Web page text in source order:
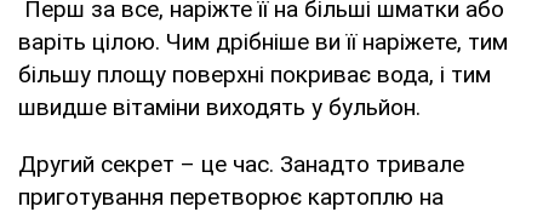
Перш за все, наріжте її на більші шматки або
варіть цілою. Чим дрібніше ви її наріжете, тим
більшу площу поверхні покриває вода, і тим
швидше вітаміни виходять у бульйон.
Другий секрет – це час. Занадто тривале
приготування перетворює картоплю на